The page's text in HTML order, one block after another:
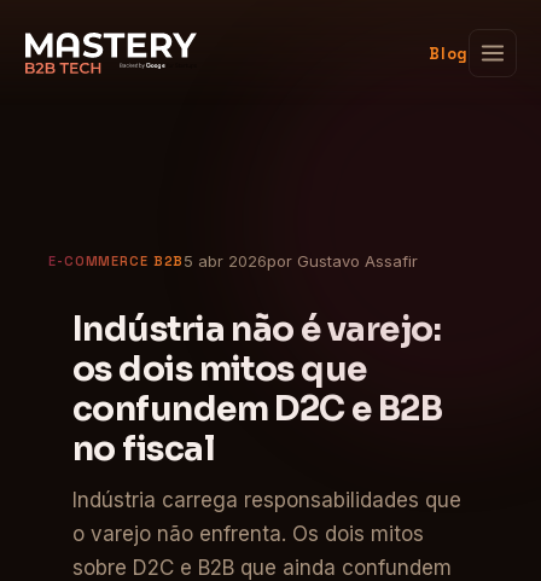
Blog
E-COMMERCE B2B 5 abr 2026por Gustavo Assafir
Indústria não é varejo:
os dois mitos que
confundem D2C e B2B
no fiscal
Indústria carrega responsabilidades que
o varejo não enfrenta. Os dois mitos
sobre D2C e B2B que ainda confundem